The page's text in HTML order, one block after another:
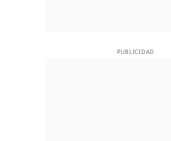
PUBLICIDAD